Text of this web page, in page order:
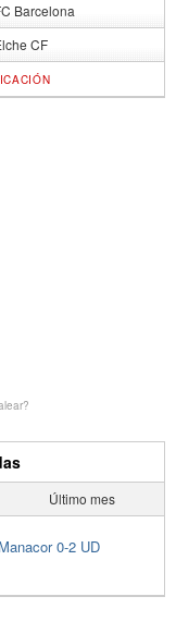
Barcelona
CF
Último mes
0-2 UD